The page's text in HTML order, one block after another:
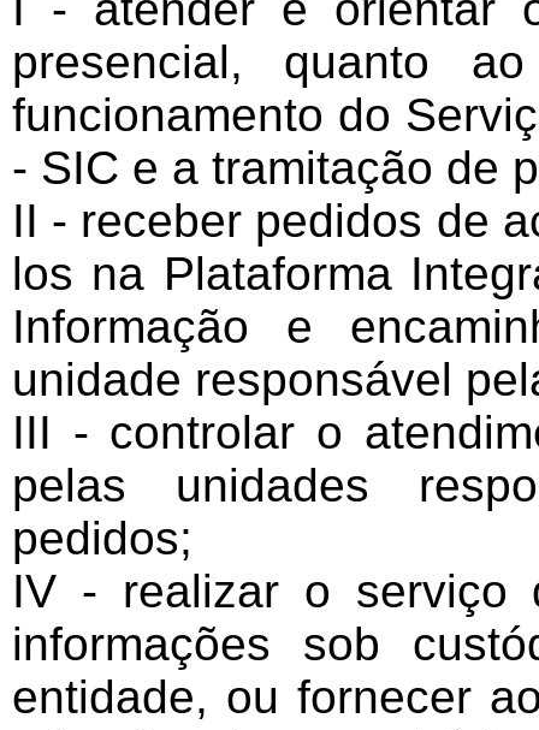
presencial, quanto
funcionamento do
- SIC e a tramitação de
II - receber pedidos de
los na Plataforma
Informação e
unidade responsável
III - controlar o
pelas unidades
pedidos;
IV - realizar o serviço
informações sob
entidade, ou fornecer